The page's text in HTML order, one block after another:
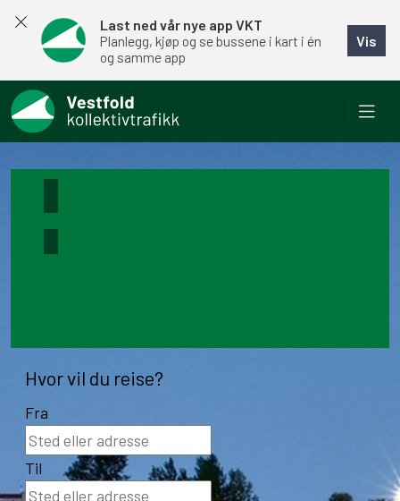
Last ned vår nye app VKT
Planlegg, kjøp og se bussene i kart i én
og samme app
Vis
Hvor vil du reise?
Fra
Til